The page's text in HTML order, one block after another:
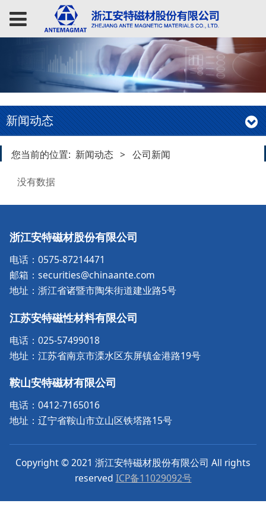
新闻动态
您当前的位置: 新闻动态 > 公司新闻
没有数据
浙江安特磁材股份有限公司
电话：0575-87214471
邮箱：securities@chinaante.com
地址：浙江省诸暨市陶朱街道建业路5号
江苏安特磁性材料有限公司
电话：025-57499018
地址：江苏省南京市溧水区东屏镇金港路19号
鞍山安特磁材有限公司
电话：0412-7165016
地址：辽宁省鞍山市立山区铁塔路15号
Copyright © 2021 浙江安特磁材股份有限公司 All rights
reserved ICP备11029092号